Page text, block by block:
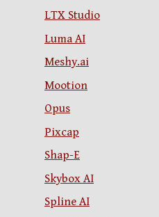
LTX Studio
Luma AI
Meshy.ai
Mootion
Opus
Pixcap
Shap-E
Skybox AI
Spline AI